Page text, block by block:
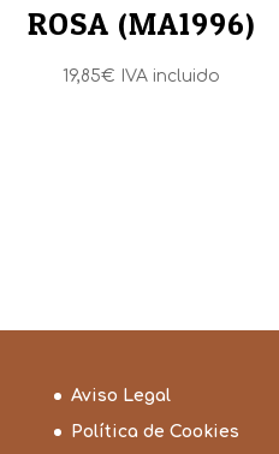
ROSA (MA1996)
19,85€ IVA incluido
Aviso Legal
Política de Cookies